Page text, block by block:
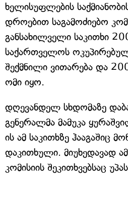
ხელისუფლების
დროებით საგამოძიებო
განსახილველი საკითხი
საქართველოს
შექმნილი ვითარება და
ომი იყო.
დღევანდელ სხდომაზე
გენერალმა მამუკა
ის ამ საკითხზე ჰააგაშიც
დაკითხული. მიუხედავად
კომისიის შეკითხვებსაც